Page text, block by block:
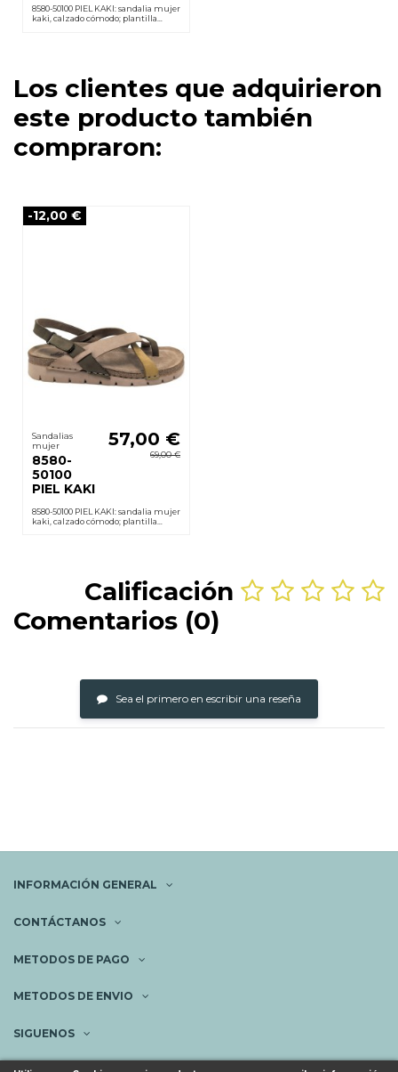
8580-50100 PIEL KAKI: sandalia mujer
kaki, calzado cómodo; plantilla
Los clientes que adquirieron
este producto también
compraron:
-12,00 €
Sandalias
mujer
8580-
50100
PIEL KAKI
57,00 €
69,00 €
8580-50100 PIEL KAKI: sandalia mujer
kaki, calzado cómodo; plantilla
Calificación
Comentarios (0)
Sea el primero en escribir una reseña
INFORMACIÓN GENERAL
CONTÁCTANOS
METODOS DE PAGO
METODOS DE ENVIO
SIGUENOS